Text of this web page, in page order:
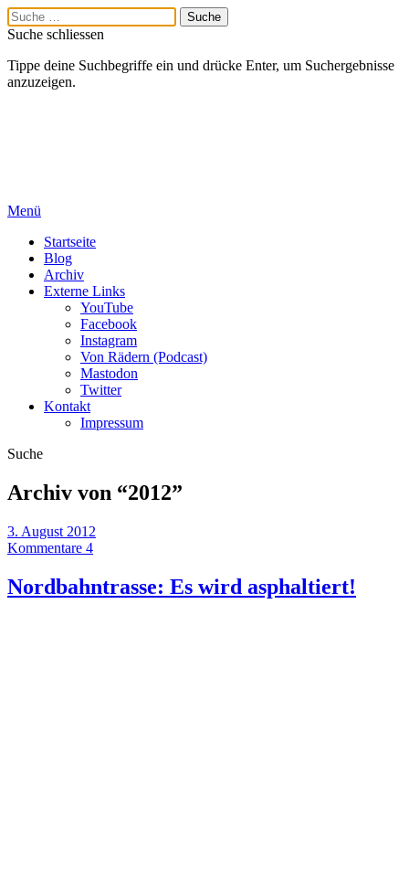
Suche schliessen
Tippe deine Suchbegriffe ein und drücke Enter, um Suchergebnisse
anzuzeigen.
Menü
Startseite
Blog
Archiv
Externe Links
YouTube
Facebook
Instagram
Von Rädern (Podcast)
Mastodon
Twitter
Kontakt
Impressum
Suche
Archiv von “2012”
3. August 2012
Kommentare 4
Nordbahntrasse: Es wird asphaltiert!